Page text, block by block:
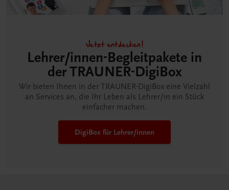
Jetzt entdecken!
Lehrer/innen-Begleitpakete in
der TRAUNER-DigiBox
Wir bieten Ihnen in der TRAUNER-DigiBox eine Vielzahl
an Services an, die Ihr Leben als Lehrer/in ein Stück
einfacher machen.
DigiBox für Lehrer/innen